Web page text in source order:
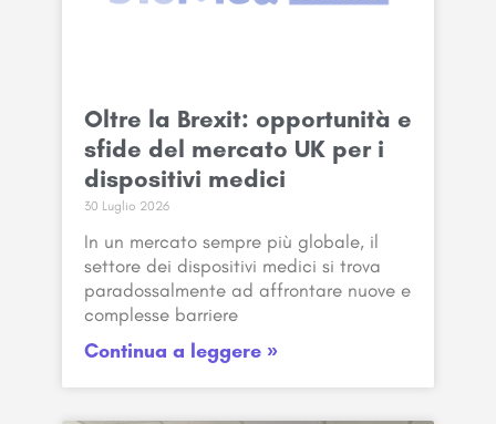
Oltre la Brexit: opportunità e
sfide del mercato UK per i
dispositivi medici
30 Luglio 2026
In un mercato sempre più globale, il
settore dei dispositivi medici si trova
paradossalmente ad affrontare nuove e
complesse barriere
Continua a leggere »